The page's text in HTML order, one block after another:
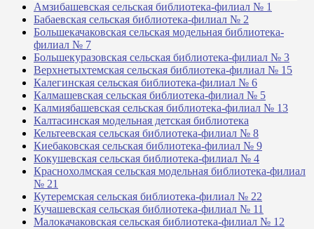
Амзибашевская сельская библиотека-филиал № 1
Бабаевская сельская библиотека-филиал № 2
Большекачаковская сельская модельная библиотека-
филиал № 7
Большекуразовская сельская библиотека-филиал № 3
Верхнетыхтемская сельская библиотека-филиал № 15
Калегинская сельская библиотека-филиал № 6
Калмашевская сельская библиотека-филиал № 5
Калмиябашевская сельская библиотека-филиал № 13
Калтасинская модельная детская библиотека
Кельтеевская сельская библиотека-филиал № 8
Киебаковская сельская библиотека-филиал № 9
Кокушевская сельская библиотека-филиал № 4
Краснохолмская сельская модельная библиотека-филиал
№ 21
Кутеремская сельская библиотека-филиал № 22
Кучашевская сельская библиотека-филиал № 11
Малокачаковская сельская библиотека-филиал № 12